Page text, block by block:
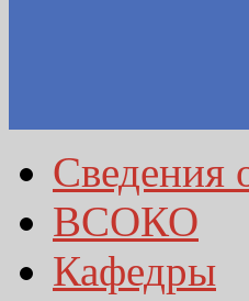
Сведения
ВСОКО
Кафедры